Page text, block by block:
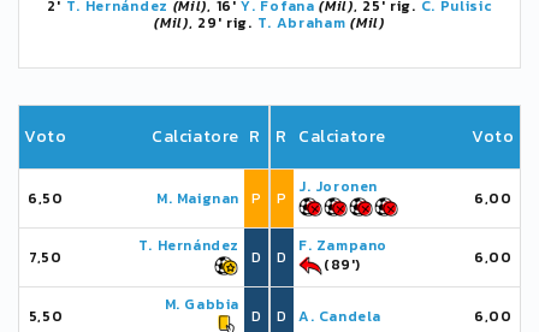
2' T. Hernández (Mil), 16'Y. Fofana (Mil), 25' rig. C. Pulisic
(Mil), 29' rig. T. Abraham (Mil)
Voto Calciatore R
6,50 M. Maignan P
7,50
T. Hernández
D
5,50
M. Gabbia
D
R Calciatore Voto
P
J. Joronen
6,00
D
F. Zampano
(89')
6,00
D A. Candela 6,00